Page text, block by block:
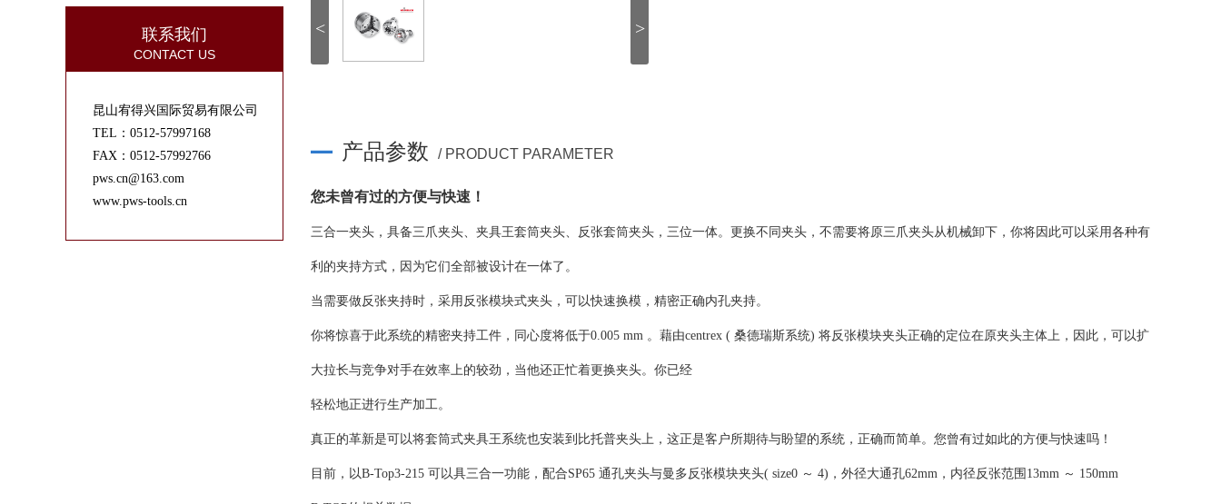
联系我们
CONTACT US
昆山宥得兴国际贸易有限公司
TEL：0512-57997168
FAX：0512-57992766
pws.cn@163.com
www.pws-tools.cn
< >
产品参数 / PRODUCT PARAMETER
您未曾有过的方便与快速！
三合一夹头，具备三爪夹头、夹具王套筒夹头、反张套筒夹头，三位一体。更换不同夹头，不需要将原三爪夹头从机械卸下，你将因此可以采用各种有
利的夹持方式，因为它们全部被设计在一体了。
当需要做反张夹持时，采用反张模块式夹头，可以快速换模，精密正确内孔夹持。
你将惊喜于此系统的精密夹持工件，同心度将低于0.005 mm 。藉由centrex ( 桑德瑞斯系统) 将反张模块夹头正确的定位在原夹头主体上，因此，可以扩
大拉长与竞争对手在效率上的较劲，当他还正忙着更换夹头。你已经
轻松地正进行生产加工。
真正的革新是可以将套筒式夹具王系统也安装到比托普夹头上，这正是客户所期待与盼望的系统，正确而简单。您曾有过如此的方便与快速吗！
目前，以B-Top3-215 可以具三合一功能，配合SP65 通孔夹头与曼多反张模块夹头( size0 ～ 4)，外径大通孔62mm，内径反张范围13mm ～ 150mm